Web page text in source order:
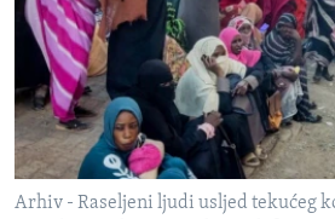
IZBJEGLIČKA STRANA
MAGAZIN
O GLASU AMERIKE
Learning English
Arhiv - Raseljeni ljudi usljed tekućeg